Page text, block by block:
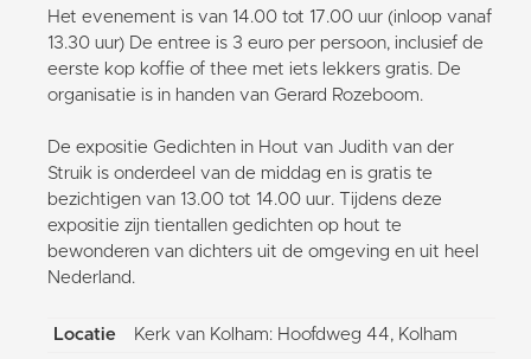
Het evenement is van 14.00 tot 17.00 uur (inloop vanaf
13.30 uur) De entree is 3 euro per persoon, inclusief de
eerste kop koffie of thee met iets lekkers gratis. De
organisatie is in handen van Gerard Rozeboom.
De expositie Gedichten in Hout van Judith van der
Struik is onderdeel van de middag en is gratis te
bezichtigen van 13.00 tot 14.00 uur. Tijdens deze
expositie zijn tientallen gedichten op hout te
bewonderen van dichters uit de omgeving en uit heel
Nederland.
Locatie
Kerk van Kolham: Hoofdweg 44, Kolham